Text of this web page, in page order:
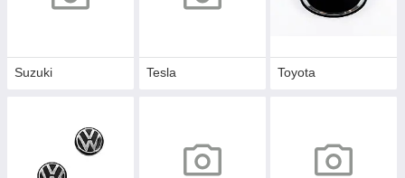
Suzuki Tesla Toyota